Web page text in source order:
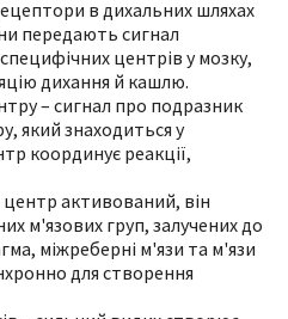
в дихальних шляхах
передають сигнал
центрів у мозку,
дихання й кашлю.
– сигнал про подразник
який знаходиться у
координує реакції,
активований, він
м'язових груп, залучених до
міжреберні м'язи та м'язи
для створення